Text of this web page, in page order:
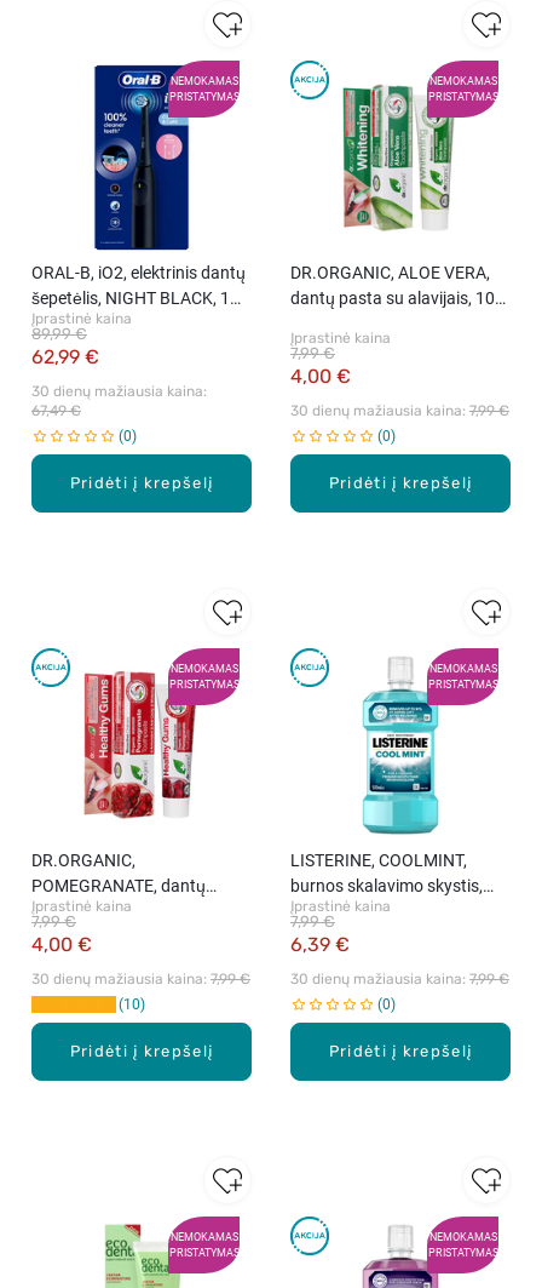
NEMOKAMAS
PRISTATYMAS
Pridėti į krepšelį
ORAL-B, iO2, elektrinis dantų
šepetėlis, NIGHT BLACK, 1
vnt.
Įprastinė kaina
62,99 €
89,99 €
30 dienų mažiausia kaina:
67,49 €
0
NEMOKAMAS
PRISTATYMAS
Pridėti į krepšelį
DR.ORGANIC, ALOE VERA,
dantų pasta su alavijais, 100
Įprastinė kaina
4,00 €
7,99 €
30 dienų mažiausia kaina: 7,99 €
0
NEMOKAMAS
PRISTATYMAS
Pridėti į krepšelį
DR.ORGANIC,
POMEGRANATE, dantų
pasta su granatais, 100 ml
Įprastinė kaina
4,00 €
7,99 €
30 dienų mažiausia kaina: 7,99 €
10
NEMOKAMAS
PRISTATYMAS
Pridėti į krepšelį
LISTERINE, COOLMINT,
burnos skalavimo skystis,
500 ml.
Įprastinė kaina
6,39 €
7,99 €
30 dienų mažiausia kaina: 7,99 €
0
NEMOKAMAS
PRISTATYMAS
NEMOKAMAS
PRISTATYMAS